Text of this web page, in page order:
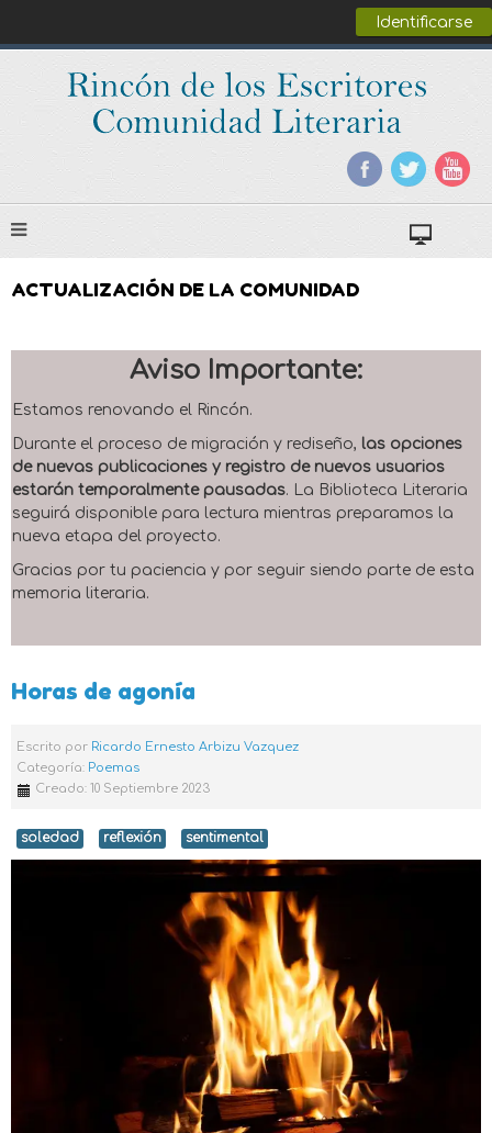
Identificarse
ACTUALIZACIÓN DE LA COMUNIDAD
Aviso Importante:
Estamos renovando el Rincón.
Durante el proceso de migración y rediseño, las opciones
de nuevas publicaciones y registro de nuevos usuarios
estarán temporalmente pausadas. La Biblioteca Literaria
seguirá disponible para lectura mientras preparamos la
nueva etapa del proyecto.
Gracias por tu paciencia y por seguir siendo parte de esta
memoria literaria.
Horas de agonía
Escrito por Ricardo Ernesto Arbizu Vazquez
Categoría: Poemas
Creado: 10 Septiembre 2023
soledad reflexión sentimental